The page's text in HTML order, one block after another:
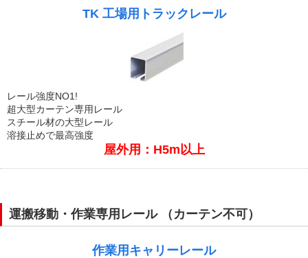
TK 工場用トラックレール
レール強度NO1!
超大型カーテン専用レール
スチール材の大型レール
溶接止めで最高強度
屋外用：H5m以上
運搬移動・作業専用レール （カーテン不可）
作業用キャリーレール